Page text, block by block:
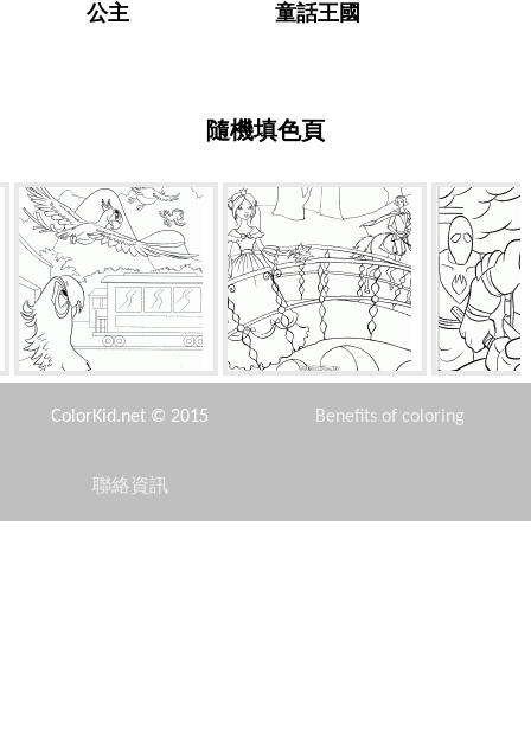
公主 童話王國
隨機填色頁
寶石飛走了 公主在橋上 多納太
ColorKid.net © 2015 Benefits of coloring
聯絡資訊